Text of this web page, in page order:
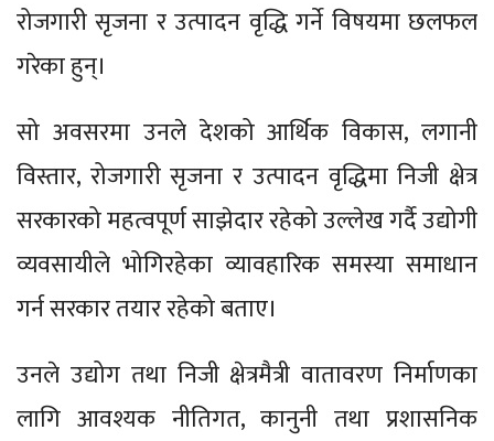
रोजगारी सृजना र उत्पादन वृद्धि गर्ने विषयमा छलफल
गरेका हुन्।
सो अवसरमा उनले देशको आर्थिक विकास, लगानी
विस्तार, रोजगारी सृजना र उत्पादन वृद्धिमा निजी क्षेत्र
सरकारको महत्वपूर्ण साझेदार रहेको उल्लेख गर्दै उद्योगी
व्यवसायीले भोगिरहेका व्यावहारिक समस्या समाधान
गर्न सरकार तयार रहेको बताए।
उनले उद्योग तथा निजी क्षेत्रमैत्री वातावरण निर्माणका
लागि आवश्यक नीतिगत, कानुनी तथा प्रशासनिक